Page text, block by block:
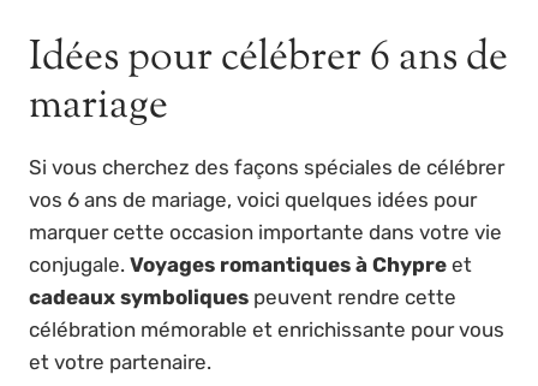
Idées pour célébrer 6 ans de
mariage
Si vous cherchez des façons spéciales de célébrer
vos 6 ans de mariage, voici quelques idées pour
marquer cette occasion importante dans votre vie
conjugale. Voyages romantiques à Chypre et
cadeaux symboliques peuvent rendre cette
célébration mémorable et enrichissante pour vous
et votre partenaire.